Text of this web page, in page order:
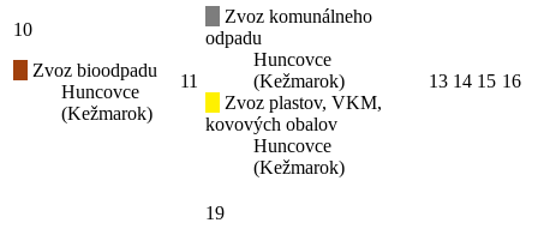
10
Zvoz bioodpadu
Huncovce
(Kežmarok)
11
Zvoz komunálneho
odpadu
Huncovce
(Kežmarok)
Zvoz plastov, VKM,
kovových obalov
Huncovce
(Kežmarok)
13 14 15 16
19